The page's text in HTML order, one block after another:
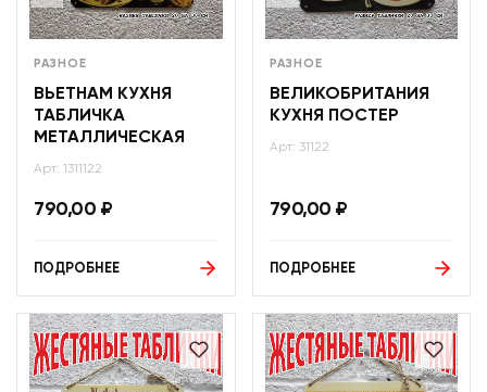
РАЗНОЕ
ВЬЕТНАМ КУХНЯ
ТАБЛИЧКА
МЕТАЛЛИЧЕСКАЯ
Арт: 1311122
790,00 ₽
ПОДРОБНЕЕ
РАЗНОЕ
ВЕЛИКОБРИТАНИЯ
КУХНЯ ПОСТЕР
Арт: 31122
790,00 ₽
ПОДРОБНЕЕ